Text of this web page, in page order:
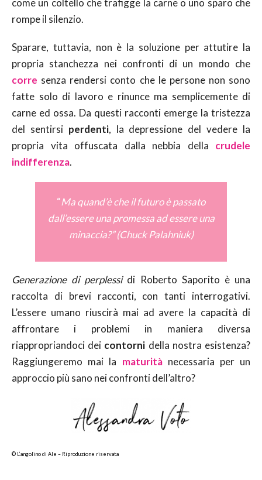
come un coltello che trafigge la carne o uno sparo che
rompe il silenzio.
Sparare, tuttavia, non è la soluzione per attutire la
propria stanchezza nei confronti di un mondo che
corre senza rendersi conto che le persone non sono
fatte solo di lavoro e rinunce ma semplicemente di
carne ed ossa. Da questi racconti emerge la tristezza
del sentirsi perdenti, la depressione del vedere la
propria vita offuscata dalla nebbia della crudele
indifferenza.
“Ma quand’è che il futuro è passato
dall’essere una promessa ad essere una
minaccia?” (Chuck Palahniuk)
Generazione di perplessidi Roberto Saporito è una
raccolta di brevi racconti, con tanti interrogativi.
L’essere umano riuscirà mai ad avere la capacità di
affrontare i problemi in maniera diversa
riappropriandoci dei contorni della nostra esistenza?
Raggiungeremo mai la maturità necessaria per un
approccio più sano nei confronti dell’altro?
© L’angolino di Ale – Riproduzione riservata